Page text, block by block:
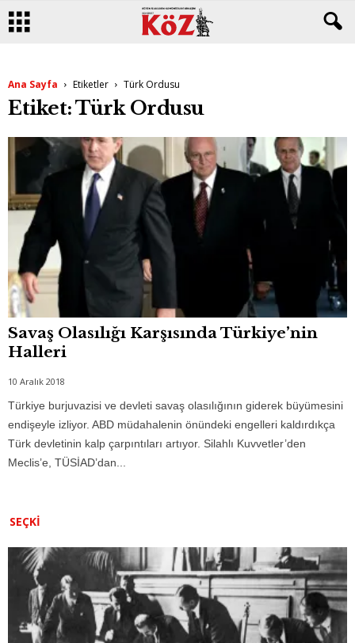
Ana Sayfa Etiketler Türk Ordusu
Etiket: Türk Ordusu
Savaş Olasılığı Karşısında Türkiye’nin
Halleri
10 Aralık 2018
Türkiye burjuvazisi ve devleti savaş olasılığının giderek büyümesini
endişeyle izliyor. ABD müdahalenin önündeki engelleri kaldırdıkça
Türk devletinin kalp çarpıntıları artıyor. Silahlı Kuvvetler’den
Meclis’e, TÜSİAD’dan...
SEÇKI